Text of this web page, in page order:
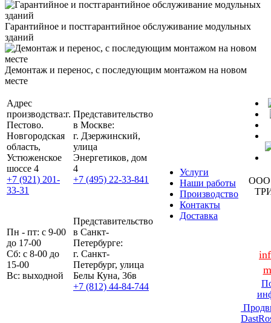
Гарантийное и постгарантийное обслуживание модульных
зданий
Демонтаж и перенос, с последующим монтажом на новом
месте
Адрес
производства:г.
Пестово.
Новгородская
область,
Устюженское
шоссе 4
+7 (921) 201-
33-31
Представительство
в Москве:
г. Дзержинский,
улица
Энергетиков, дом
4
+7 (495) 22-33-841
Услуги
Наши работы
Производство
Контакты
Доставка
ООО
Пн - пт: с 9-00
до 17-00
Сб: с 8-00 до
15-00
Вс: выходной
Представительство
в Санкт-
Петербурге:
г. Санкт-
Петербург, улица
Белы Куна, 36в
+7 (812) 44-84-744